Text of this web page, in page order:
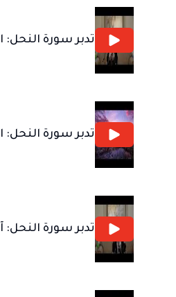
تدبر سورة
تدبر سورة النحل:
تدبر سورة النحل: آية ٨٠ -